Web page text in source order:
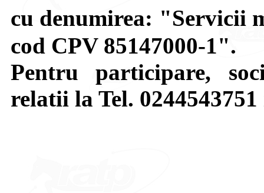
cu denumirea: "Servicii
cod CPV 85147000-1".
Pentru participare,
relatii la Tel. 0244543751